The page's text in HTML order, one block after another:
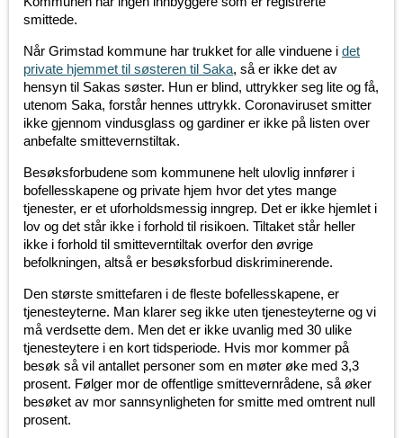
smittede.
Når Grimstad kommune har trukket for alle vinduene i det
private hjemmet til søsteren til Saka, så er ikke det av
hensyn til Sakas søster. Hun er blind, uttrykker seg lite og få,
utenom Saka, forstår hennes uttrykk. Coronaviruset smitter
ikke gjennom vindusglass og gardiner er ikke på listen over
anbefalte smittevernstiltak.
Besøksforbudene som kommunene helt ulovlig innfører i
bofellesskapene og private hjem hvor det ytes mange
tjenester, er et uforholdsmessig inngrep. Det er ikke hjemlet i
lov og det står ikke i forhold til risikoen. Tiltaket står heller
ikke i forhold til smitteverntiltak overfor den øvrige
befolkningen, altså er besøksforbud diskriminerende.
Den største smittefaren i de fleste bofellesskapene, er
tjenesteyterne. Man klarer seg ikke uten tjenesteyterne og vi
må verdsette dem. Men det er ikke uvanlig med 30 ulike
tjenesteytere i en kort tidsperiode. Hvis mor kommer på
besøk så vil antallet personer som en møter øke med 3,3
prosent. Følger mor de offentlige smittevernrådene, så øker
besøket av mor sannsynligheten for smitte med omtrent null
prosent.